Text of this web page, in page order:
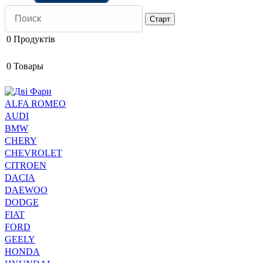
0 Продуктів
0 Товары
ALFA ROMEO
AUDI
BMW
CHERY
CHEVROLET
CITROEN
DACIA
DAEWOO
DODGE
FIAT
FORD
GEELY
HONDA